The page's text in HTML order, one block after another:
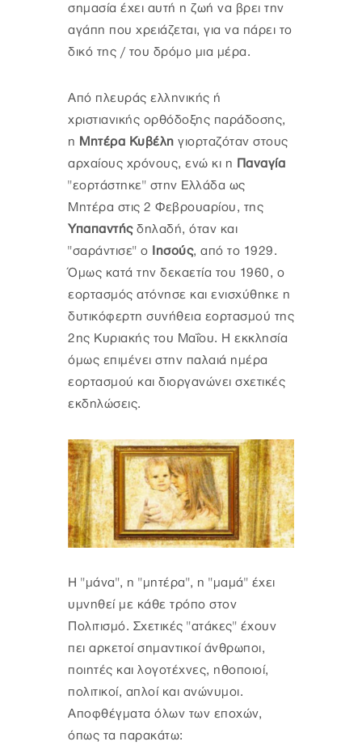
σημασία έχει αυτή η ζωή να βρει την
αγάπη που χρειάζεται, για να πάρει το
δικό της / του δρόμο μια μέρα.
Από πλευράς ελληνικής ή
χριστιανικής ορθόδοξης παράδοσης,
η Μητέρα Κυβέλη γιορταζόταν στους
αρχαίους χρόνους, ενώ κι η Παναγία
"εορτάστηκε" στην Ελλάδα ως
Μητέρα στις 2 Φεβρουαρίου, της
Υπαπαντήςδηλαδή, όταν και
"σαράντισε" ο
Ιησούς, από το 1929.
Όμως κατά την δεκαετία του 1960, ο
εορτασμός ατόνησε και ενισχύθηκε η
δυτικόφερτη συνήθεια εορτασμού της
2ης Κυριακής του Μαΐου. Η εκκλησία
όμως επιμένει στην παλαιά ημέρα
εορτασμού και διοργανώνει σχετικές
εκδηλώσεις.
Η "μάνα", η "μητέρα", η "μαμά" έχει
υμνηθεί με κάθε τρόπο στον
Πολιτισμό. Σχετικές "ατάκες" έχουν
πει αρκετοί σημαντικοί άνθρωποι,
ποιητές και λογοτέχνες, ηθοποιοί,
πολιτικοί, απλοί και ανώνυμοι.
Αποφθέγματα όλων των εποχών,
όπως τα παρακάτω: